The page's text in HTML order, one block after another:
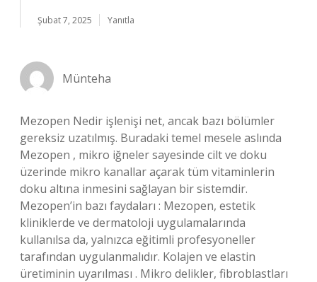
Şubat 7, 2025 Yanıtla
Münteha
Mezopen Nedir işlenişi net, ancak bazı bölümler
gereksiz uzatılmış. Buradaki temel mesele aslında
Mezopen , mikro iğneler sayesinde cilt ve doku
üzerinde mikro kanallar açarak tüm vitaminlerin
doku altına inmesini sağlayan bir sistemdir.
Mezopen’in bazı faydaları : Mezopen, estetik
kliniklerde ve dermatoloji uygulamalarında
kullanılsa da, yalnızca eğitimli profesyoneller
tarafından uygulanmalıdır. Kolajen ve elastin
üretiminin uyarılması . Mikro delikler, fibroblastları